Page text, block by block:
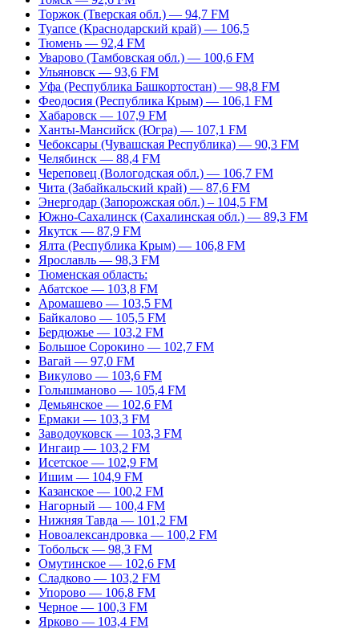
Торжок (Тверская обл.) — 94,7 FM
Туапсе (Краснодарский край) — 106,5
Тюмень — 92,4 FM
Уварово (Тамбовская обл.) — 100,6 FM
Ульяновск — 93,6 FM
Уфа (Республика Башкортостан) — 98,8 FM
Феодосия (Республика Крым) — 106,1 FM
Хабаровск — 107,9 FM
Ханты-Мансийск (Югра) — 107,1 FM
Чебоксары (Чувашская Республика) — 90,3 FM
Челябинск — 88,4 FM
Череповец (Вологодская обл.) — 106,7 FM
Чита (Забайкальский край) — 87,6 FM
Энергодар (Запорожская обл.) – 104,5 FM
Южно-Сахалинск (Сахалинская обл.) — 89,3 FM
Якутск — 87,9 FM
Ялта (Республика Крым) — 106,8 FM
Ярославль — 98,3 FM
Тюменская область:
Абатское — 103,8 FM
Аромашево — 103,5 FM
Байкалово — 105,5 FM
Бердюжье — 103,2 FM
Большое Сорокино — 102,7 FM
Вагай — 97,0 FM
Викулово — 103,6 FM
Голышманово — 105,4 FM
Демьянское — 102,6 FM
Ермаки — 103,3 FM
Заводоуковск — 103,3 FM
Ингаир — 103,2 FM
Исетское — 102,9 FM
Ишим — 104,9 FM
Казанское — 100,2 FM
Нагорный — 100,4 FM
Нижняя Тавда — 101,2 FM
Новоалександровка — 100,2 FM
Тобольск — 98,3 FM
Омутинское — 102,6 FM
Сладково — 103,2 FM
Упорово — 106,8 FM
Черное — 100,3 FM
Ярково — 103,4 FM